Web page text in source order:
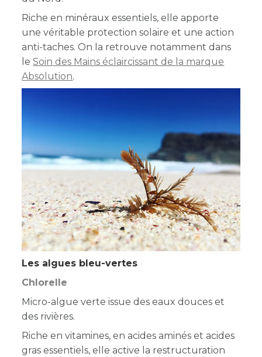
Riche en minéraux essentiels, elle apporte
une véritable protection solaire et une action
anti-taches. On la retrouve notamment dans
leSoin des Mains éclaircissant de la marque
Absolution.
Les algues bleu-vertes
Chlorelle
Micro-algue verte issue des eaux douces et
des rivières.
Riche en vitamines, en acides aminés et acides
gras essentiels, elle active la restructuration